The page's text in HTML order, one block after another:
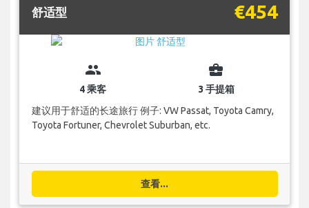
舒适型 €454
group
4 乘客
business_center
3 手提箱
建议用于舒适的长途旅行 例子: VW Passat, Toyota Camry,
Toyota Fortuner, Chevrolet Suburban, etc.
查看...